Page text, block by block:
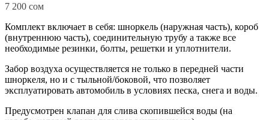
7 200 сом
Комплект включает в себя: шноркель (наружная часть), короб
(внутреннюю часть), соединительную трубу а также все
необходимые резинки, болты, решетки и уплотнители.
Забор воздуха осуществляется не только в передней части
шноркеля, но и с тыльной/боковой, что позволяет
эксплуатировать автомобиль в условиях песка, снега и воды.
Предусмотрен клапан для слива скопившейся воды (на